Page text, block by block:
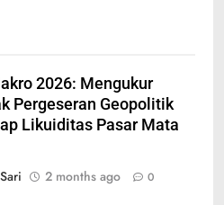
2026: Mengukur
Pergeseran Geopolitik
Likuiditas Pasar Mata
2 months ago 0